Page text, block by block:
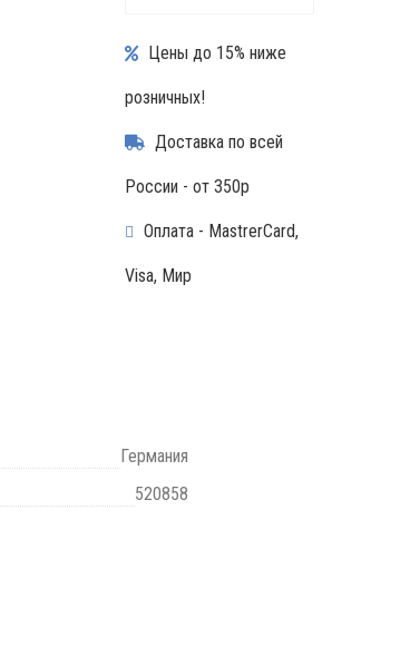
Цены до 15% ниже
розничных!
Доставка по всей
России - от 350р
Оплата - MastrerCard,
Visa, Мир
Германия
520858